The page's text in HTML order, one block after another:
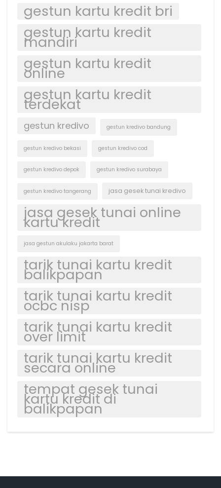
gestun kartu kredit bri
gestun kartu kredit
mandiri
gestun kartu kredit
online
gestun kartu kredit
terdekat
gestun kredivo gestun kredivo bandung
gestun kredivo bekasi gestun kredivo cod
gestun kredivo depok gestun kredivo surabaya
gestun kredivo tangerang jasa gesek tunai kredivo
jasa gesek tunai online
kartu kredit
jasa gestun akulaku jakarta barat
tarik tunai kartu kredit
balikpapan
tarik tunai kartu kredit
ocbc nisp
tarik tunai kartu kredit
over limit
tarik tunai kartu kredit
secara online
tempat gesek tunai
kartu kredit di
balikpapan